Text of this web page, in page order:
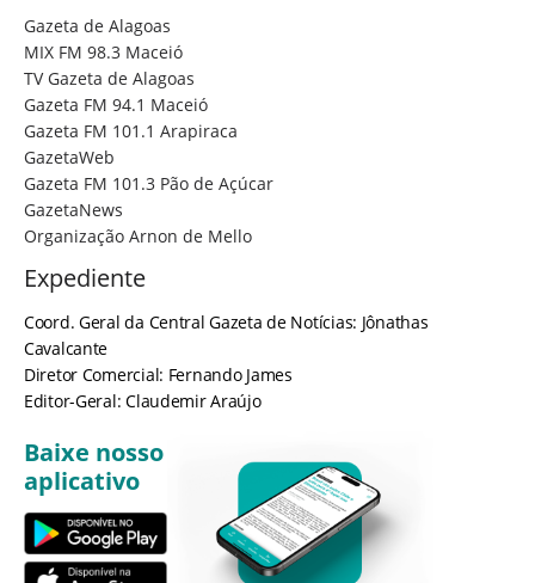
Gazeta de Alagoas
MIX FM 98.3 Maceió
TV Gazeta de Alagoas
Gazeta FM 94.1 Maceió
Gazeta FM 101.1 Arapiraca
GazetaWeb
Gazeta FM 101.3 Pão de Açúcar
GazetaNews
Organização Arnon de Mello
Expediente
Coord. Geral da Central Gazeta de Notícias: Jônathas
Cavalcante
Diretor Comercial: Fernando James
Editor-Geral: Claudemir Araújo
Baixe nosso
aplicativo